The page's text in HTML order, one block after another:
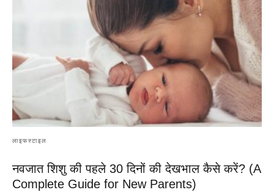
लाइफस्टाइल
नवजात शिशु की पहले 30 दिनों की देखभाल कैसे करें? (A
Complete Guide for New Parents)